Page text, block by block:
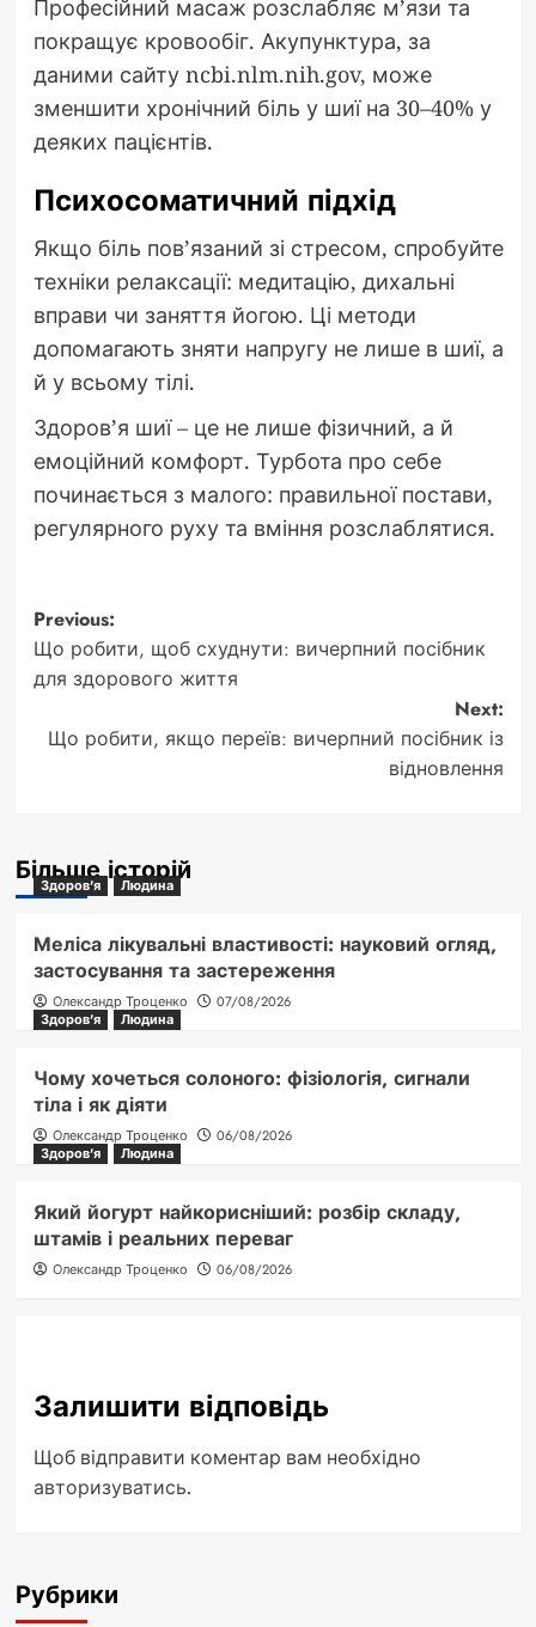
Професійний масаж розслабляє м’язи та
покращує кровообіг. Акупунктура, за
даними сайту ncbi.nlm.nih.gov, може
зменшити хронічний біль у шиї на 30–40% у
деяких пацієнтів.
Психосоматичний підхід
Якщо біль пов’язаний зі стресом, спробуйте
техніки релаксації: медитацію, дихальні
вправи чи заняття йогою. Ці методи
допомагають зняти напругу не лише в шиї, а
й у всьому тілі.
Здоров’я шиї – це не лише фізичний, а й
емоційний комфорт. Турбота про себе
починається з малого: правильної постави,
регулярного руху та вміння розслаблятися.
Post
navigation
Previous:
Що робити, щоб схуднути: вичерпний посібник
для здорового життя
Next:
Що робити, якщо переїв: вичерпний посібник із
відновлення
Більше історій
Здоров'я Людина
Меліса лікувальні властивості: науковий огляд,
застосування та застереження
Олександр Троценко
07/08/2026
Здоров'я
Людина
Чому хочеться солоного: фізіологія, сигнали
тіла і як діяти
Олександр Троценко
06/08/2026
Здоров'я
Людина
Який йогурт найкорисніший: розбір складу,
штамів і реальних переваг
Олександр Троценко 06/08/2026
Залишити відповідь
Щоб відправити коментар вам необхідно
авторизуватись.
Рубрики